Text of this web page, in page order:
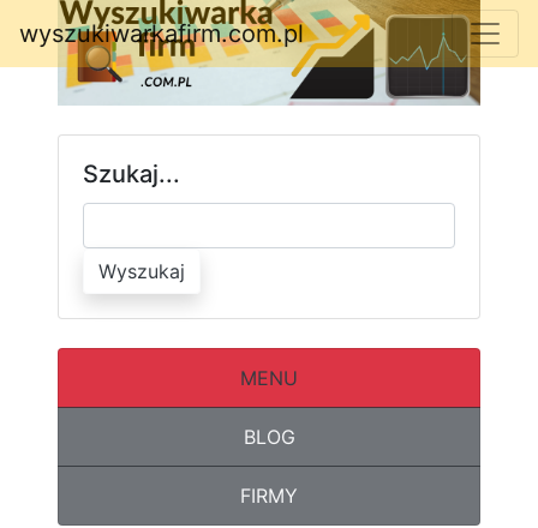
wyszukiwarkafirm.com.pl
Szukaj...
Wyszukaj
MENU
BLOG
FIRMY